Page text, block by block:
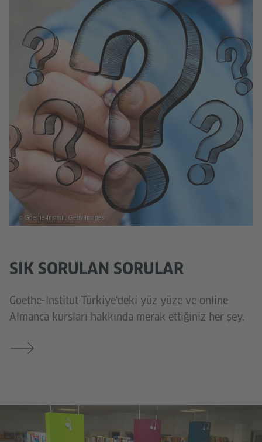
SIK SORULAN SORULAR
Goethe-Institut Türkiye'deki yüz yüze ve online
Almanca kursları hakkında merak ettiğiniz her şey.
© Goethe-Institut, Getty Images